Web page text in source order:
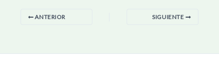
ANTERIOR SIGUIENTE